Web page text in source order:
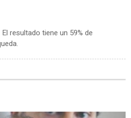
El resultado tiene un 59% de